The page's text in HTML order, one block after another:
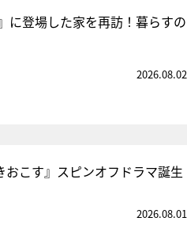
に登場した家を再訪！暮らすの
2026.08.02
こす』スピンオフドラマ誕生
2026.08.01